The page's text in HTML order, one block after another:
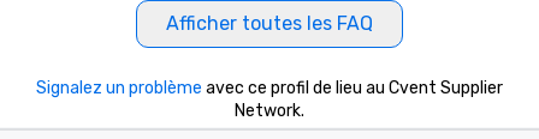
Afficher toutes les FAQ
Signalez un problème avec ce profil de lieu au Cvent Supplier
Network.